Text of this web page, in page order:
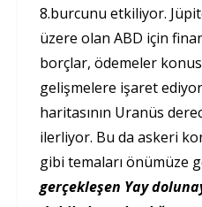
8.burcunu etkiliyor.
üzere olan ABD için
borçlar, ödemeler
gelişmelere işaret
haritasının Uranüs
ilerliyor. Bu da askeri
gibi temaları önümüze
gerçekleşen Yay